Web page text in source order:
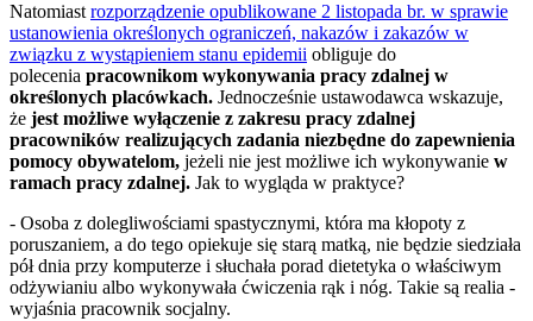
Natomiast rozporządzenie opublikowane 2 listopada br. w sprawie
ustanowienia określonych ograniczeń, nakazów i zakazów w
związku z wystąpieniem stanu epidemii obliguje do
polecenia pracownikom wykonywania pracy zdalnej w
określonych placówkach. Jednocześnie ustawodawca wskazuje,
że jest możliwe wyłączenie z zakresu pracy zdalnej
pracowników realizujących zadania niezbędne do zapewnienia
pomocy obywatelom, jeżeli nie jest możliwe ich wykonywanie w
ramach pracy zdalnej. Jak to wygląda w praktyce?
- Osoba z dolegliwościami spastycznymi, która ma kłopoty z
poruszaniem, a do tego opiekuje się starą matką, nie będzie siedziała
pół dnia przy komputerze i słuchała porad dietetyka o właściwym
odżywianiu albo wykonywała ćwiczenia rąk i nóg. Takie są realia -
wyjaśnia pracownik socjalny.